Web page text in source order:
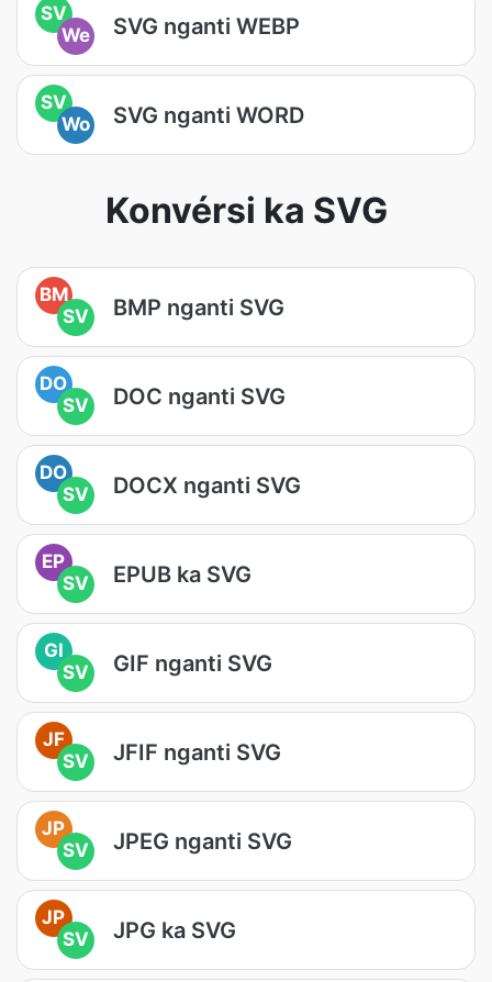
SV
We
SVG nganti WEBP
SV
Wo
SVG nganti WORD
Konvérsi ka SVG
BM
SV
BMP nganti SVG
DO
SV
DOC nganti SVG
DO
SV
DOCX nganti SVG
EP
SV
EPUB ka SVG
GI
SV
GIF nganti SVG
JF
SV
JFIF nganti SVG
JP
SV
JPEG nganti SVG
JP
SV
JPG ka SVG